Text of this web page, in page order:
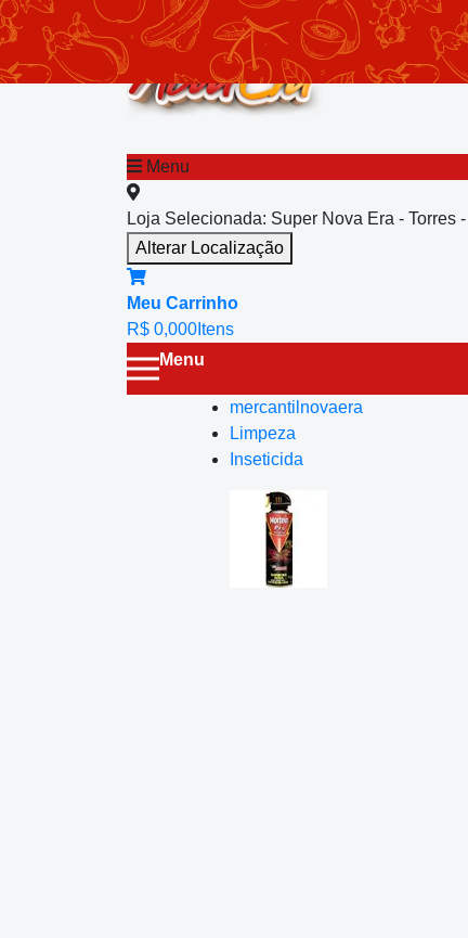
Menu
Loja Selecionada: Super Nova Era - Torres
Alterar Localização
Meu Carrinho
R$ 0,000 Itens
Menu
mercantilnovaera
Limpeza
Inseticida